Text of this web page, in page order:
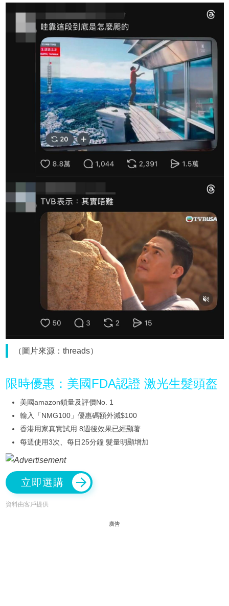
（圖片來源：threads）
限時優惠：美國FDA認證 激光生髮頭盔
美國amazon鎖量及評價No. 1
輸入「NMG100」優惠碼額外減$100
香港用家真實試用 8週後效果已經顯著
每週使用3次、每日25分鐘 髮量明顯增加
立即選購
資料由客戶提供
廣告